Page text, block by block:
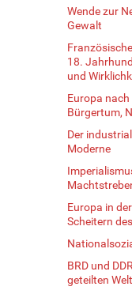
Wende zur
Gewalt
18.
und
Europa
Bürgertum,
Der
Moderne
Europa in
Scheitern
BRD und
geteilten Welt